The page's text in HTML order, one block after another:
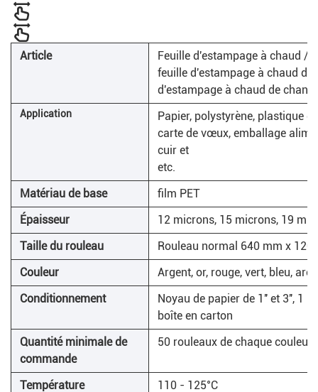
Article
Feuille d'estampage à chaud /
feuille d'estampage à chaud
d'estampage à chaud de
Application
Papier, polystyrène, plastique
carte de vœux, emballage
cuir et
etc.
Matériau de base
film PET
Épaisseur
12 microns, 15 microns, 19
Taille du rouleau
Rouleau normal 640 mm x
Couleur
Argent, or, rouge, vert, bleu,
Conditionnement
Noyau de papier de 1'' et 3'', 1
boîte en carton
Quantité minimale de
commande
50 rouleaux de chaque couleur
Température 110 - 125°C